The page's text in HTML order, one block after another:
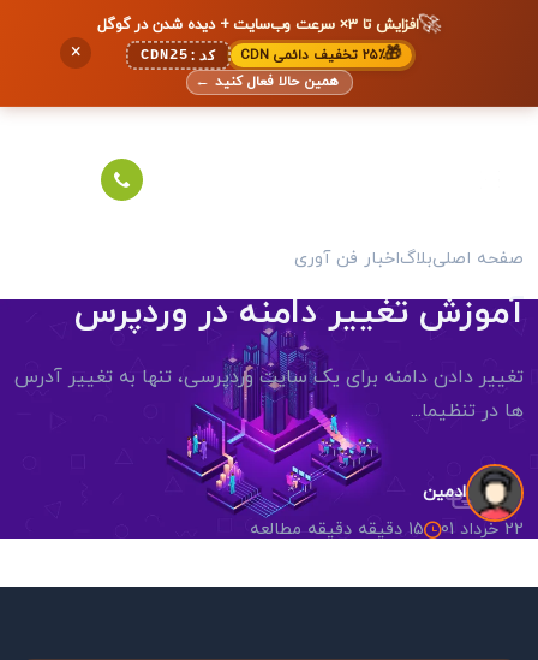
🚀افزایش تا ۳× سرعت وب‌سایت + دیده شدن در گوگل
🎁۲۵٪ تخفیف دائمی CDN کد: CDN25
همین حالا فعال کنید ←
×
صفحه اصلیبلاگاخبار فن آوری
آموزش تغییر دامنه در وردپرس
تغییر دادن دامنه برای یک سایت وردپرسی، تنها به تغییر آدرس
ها در تنظیما...
ادمین
22 خرداد 01 15 دقیقه دقیقه مطالعه